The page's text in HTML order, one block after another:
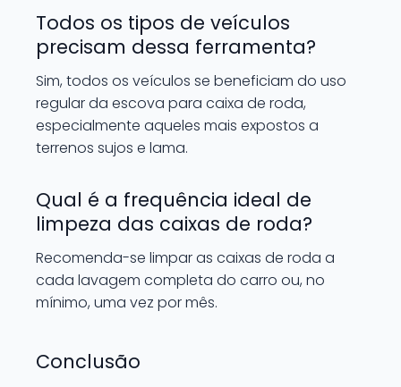
Todos os tipos de veículos
precisam dessa ferramenta?
Sim, todos os veículos se beneficiam do uso
regular da escova para caixa de roda,
especialmente aqueles mais expostos a
terrenos sujos e lama.
Qual é a frequência ideal de
limpeza das caixas de roda?
Recomenda-se limpar as caixas de roda a
cada lavagem completa do carro ou, no
mínimo, uma vez por mês.
Conclusão